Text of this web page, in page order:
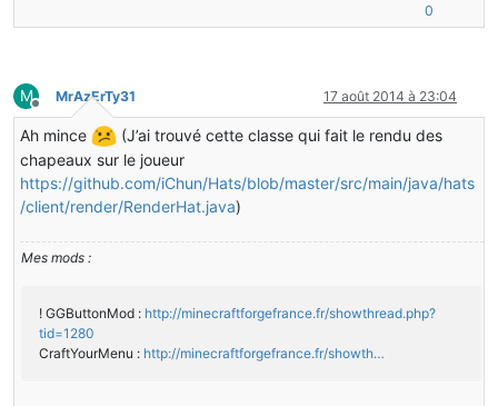
0
M
Hors-ligne
MrAzErTy31 17 août 2014 à 23:04
Ah mince
(J’ai trouvé cette classe qui fait le rendu des
chapeaux sur le joueur
https://github.com/iChun/Hats/blob/master/src/main/java/hats
/client/render/RenderHat.java)
Mes mods :
! GGButtonMod : http://minecraftforgefrance.fr/showthread.php?
tid=1280
CraftYourMenu : http://minecraftforgefrance.fr/showth…